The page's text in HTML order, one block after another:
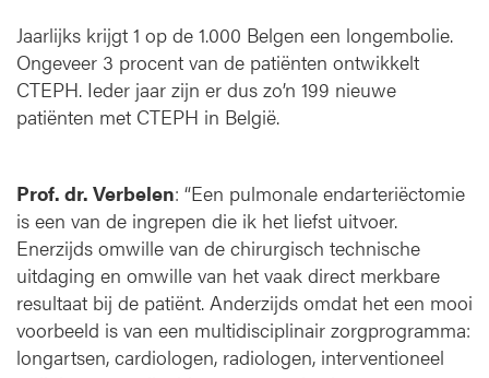
Jaarlijks krijgt 1 op de 1.000 Belgen een longembolie.
Ongeveer 3 procent van de patiënten ontwikkelt
CTEPH. Ieder jaar zijn er dus zo’n 199 nieuwe
patiënten met CTEPH in België.
Prof. dr. Verbelen: “Een pulmonale endarteriëctomie
is een van de ingrepen die ik het liefst uitvoer.
Enerzijds omwille van de chirurgisch technische
uitdaging en omwille van het vaak direct merkbare
resultaat bij de patiënt. Anderzijds omdat het een mooi
voorbeeld is van een multidisciplinair zorgprogramma:
longartsen, cardiologen, radiologen, interventioneel